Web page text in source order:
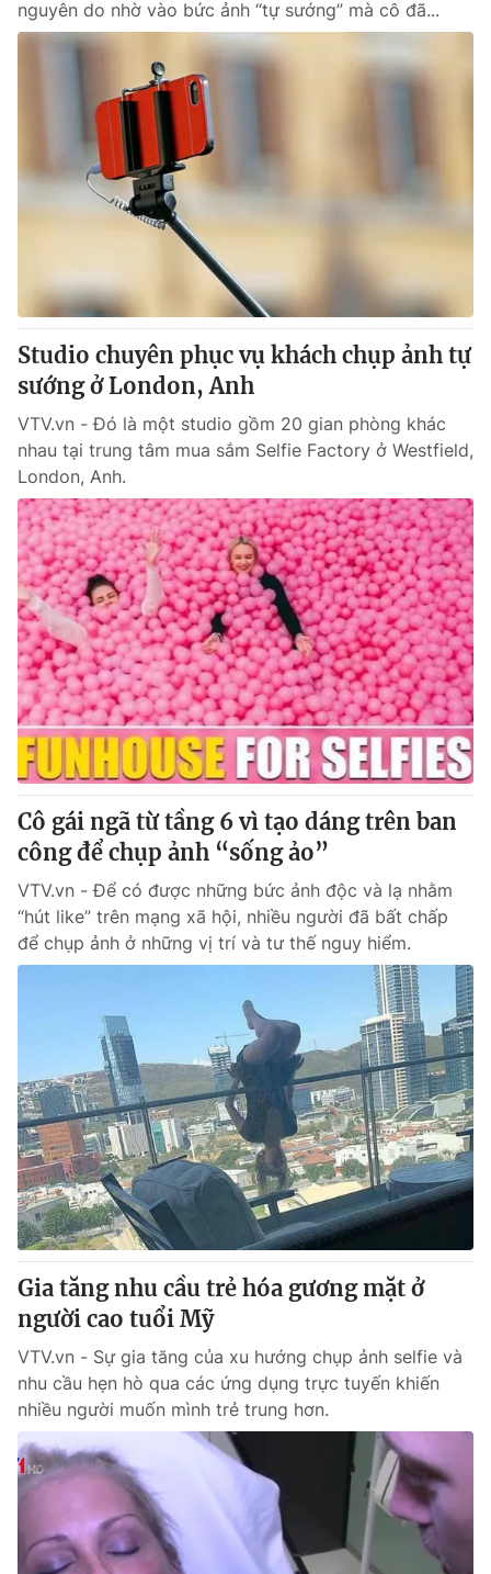
nguyên do nhờ vào bức ảnh “tự sướng” mà cô đã...
Studio chuyên phục vụ khách chụp ảnh tự
sướng ở London, Anh
VTV.vn - Đó là một studio gồm 20 gian phòng khác
nhau tại trung tâm mua sắm Selfie Factory ở Westfield,
London, Anh.
Cô gái ngã từ tầng 6 vì tạo dáng trên ban
công để chụp ảnh “sống ảo”
VTV.vn - Để có được những bức ảnh độc và lạ nhằm
“hút like” trên mạng xã hội, nhiều người đã bất chấp
để chụp ảnh ở những vị trí và tư thế nguy hiểm.
Gia tăng nhu cầu trẻ hóa gương mặt ở
người cao tuổi Mỹ
VTV.vn - Sự gia tăng của xu hướng chụp ảnh selfie và
nhu cầu hẹn hò qua các ứng dụng trực tuyến khiến
nhiều người muốn mình trẻ trung hơn.